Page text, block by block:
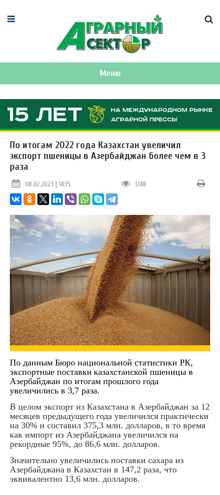
Меню
По итогам 2022 года Казахстан увеличил
экспорт пшеницы в Азербайджан более чем в 3
раза
08.02.2023 | 14:15 1248
По данным Бюро национальной статистики РК,
экспортные поставки казахстанской пшеницы в
Азербайджан по итогам прошлого года
увеличились в 3,7 раза.
В целом экспорт из Казахстана в Азербайджан за 12
месяцев предыдущего года увеличился практически
на 30% и составил 375,3 млн. долларов, в то время
как импорт из Азербайджана увеличился на
рекордные 95%, до 86,6 млн. долларов.
Значительно увеличились поставки сахара из
Азербайджана в Казахстан в 147,2 раза, что
эквивалентно 13,6 млн. долларов.